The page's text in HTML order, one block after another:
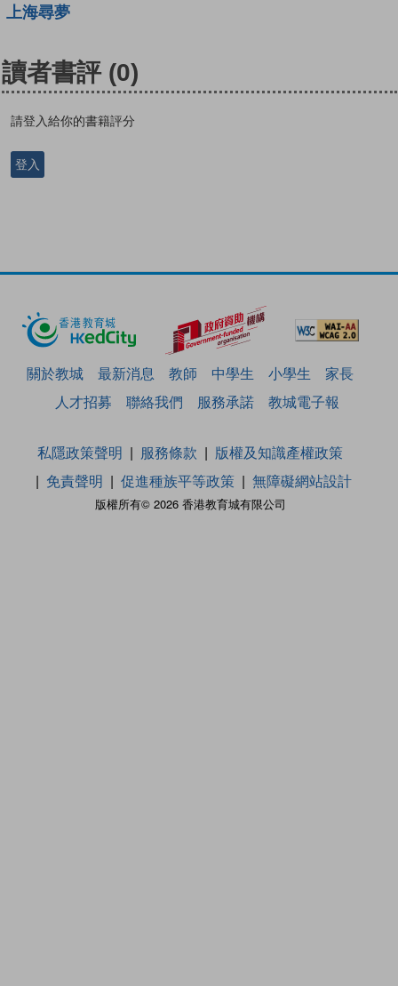
上海尋夢
讀者書評 (0)
請登入給你的書籍評分
登入
關於教城 最新消息 教師 中學生 小學生
家長
人才招募
聯絡我們 服務承諾 教城電子報
版權所有© 2026 香港教育城有限公司
私隱政策聲明 服務條款
版權及知識產權政策
免責聲明
促進種族平等政策 無障礙網站設計